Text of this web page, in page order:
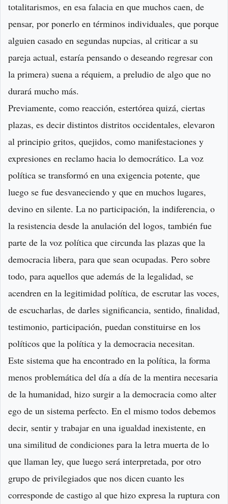
totalitarismos, en esa falacia en que muchos caen, de
pensar, por ponerlo en términos individuales, que porque
alguien casado en segundas nupcias, al criticar a su
pareja actual, estaría pensando o deseando regresar con
la primera) suena a réquiem, a preludio de algo que no
durará mucho más.
Previamente, como reacción, estertórea quizá, ciertas
plazas, es decir distintos distritos occidentales, elevaron
al principio gritos, quejidos, como manifestaciones y
expresiones en reclamo hacia lo democrático. La voz
política se transformó en una exigencia potente, que
luego se fue desvaneciendo y que en muchos lugares,
devino en silente. La no participación, la indiferencia, o
la resistencia desde la anulación del logos, también fue
parte de la voz política que circunda las plazas que la
democracia libera, para que sean ocupadas. Pero sobre
todo, para aquellos que además de la legalidad, se
acendren en la legitimidad política, de escrutar las voces,
de escucharlas, de darles significancia, sentido, finalidad,
testimonio, participación, puedan constituirse en los
políticos que la política y la democracia necesitan.
Este sistema que ha encontrado en la política, la forma
menos problemática del día a día de la mentira necesaria
de la humanidad, hizo surgir a la democracia como alter
ego de un sistema perfecto. En el mismo todos debemos
decir, sentir y trabajar en una igualdad inexistente, en
una similitud de condiciones para la letra muerta de lo
que llaman ley, que luego será interpretada, por otro
grupo de privilegiados que nos dicen cuanto les
corresponde de castigo al que hizo expresa la ruptura con